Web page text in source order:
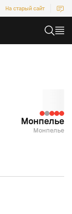
На старый сайт
Монпелье
Монпелье